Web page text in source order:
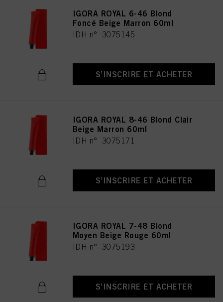
IGORA ROYAL 6-46 Blond
Foncé Beige Marron 60ml
IDH n° 3075145
S’INSCRIRE ET ACHETER
IGORA ROYAL 8-46 Blond Clair
Beige Marron 60ml
IDH n° 3075171
S’INSCRIRE ET ACHETER
IGORA ROYAL 7-48 Blond
Moyen Beige Rouge 60ml
IDH n° 3075193
S’INSCRIRE ET ACHETER